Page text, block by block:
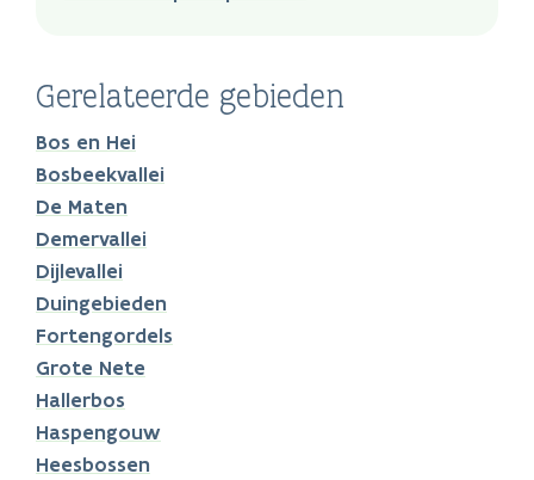
Gerelateerde gebieden
Bos en Hei
Bosbeekvallei
De Maten
Demervallei
Dijlevallei
Duingebieden
Fortengordels
Grote Nete
Hallerbos
Haspengouw
Heesbossen